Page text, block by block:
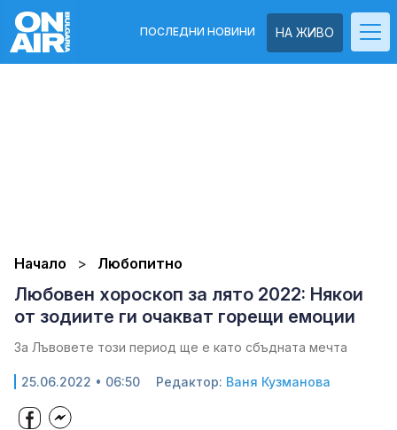
НА ЖИВО
ПОСЛЕДНИ НОВИНИ
Начало Любопитно
Любовен хороскоп за лято 2022: Някои
от зодиите ги очакват горещи емоции
За Лъвовете този период ще е като сбъдната мечта
25.06.2022 • 06:50 Редактор: Ваня Кузманова